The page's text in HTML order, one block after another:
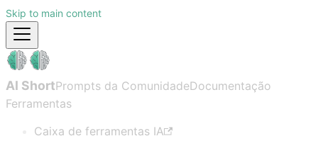
Skip to main content
AI ShortPrompts da ComunidadeDocumentação
Ferramentas
Caixa de ferramentas IA